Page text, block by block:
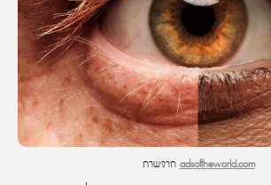
ภาพจากadsoftheworld.com